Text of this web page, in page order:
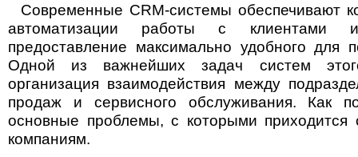
Современные CRM-системы обеспечивают
автоматизации работы с клиентами
предоставление максимально удобного для
Одной из важнейших задач систем
организация взаимодействия между
продаж и сервисного обслуживания. Как
основные проблемы, с которыми приходится
компаниям.